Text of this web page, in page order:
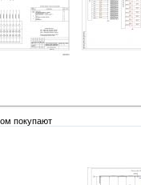
покупают